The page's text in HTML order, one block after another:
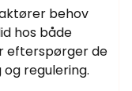
behov
hos både
efterspørger de
regulering.